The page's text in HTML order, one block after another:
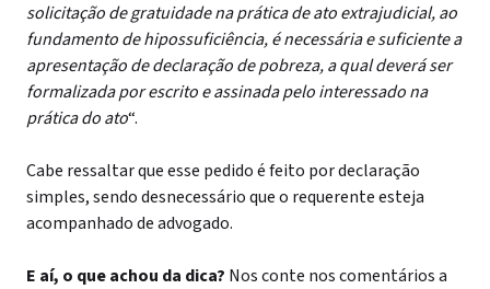
solicitação de gratuidade na prática de ato extrajudicial, ao
fundamento de hipossuficiência, é necessária e suficiente a
apresentação de declaração de pobreza, a qual deverá ser
formalizada por escrito e assinada pelo interessado na
prática do ato“.
Cabe ressaltar que esse pedido é feito por declaração
simples, sendo desnecessário que o requerente esteja
acompanhado de advogado.
E aí, o que achou da dica? Nos conte nos comentários a